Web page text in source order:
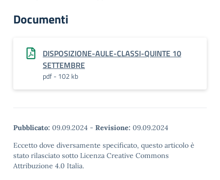
Documenti
DISPOSIZIONE-AULE-CLASSI-QUINTE 10
SETTEMBRE
pdf - 102 kb
Pubblicato: 09.09.2024 - Revisione: 09.09.2024
Eccetto dove diversamente specificato, questo articolo è
stato rilasciato sotto Licenza Creative Commons
Attribuzione 4.0 Italia.